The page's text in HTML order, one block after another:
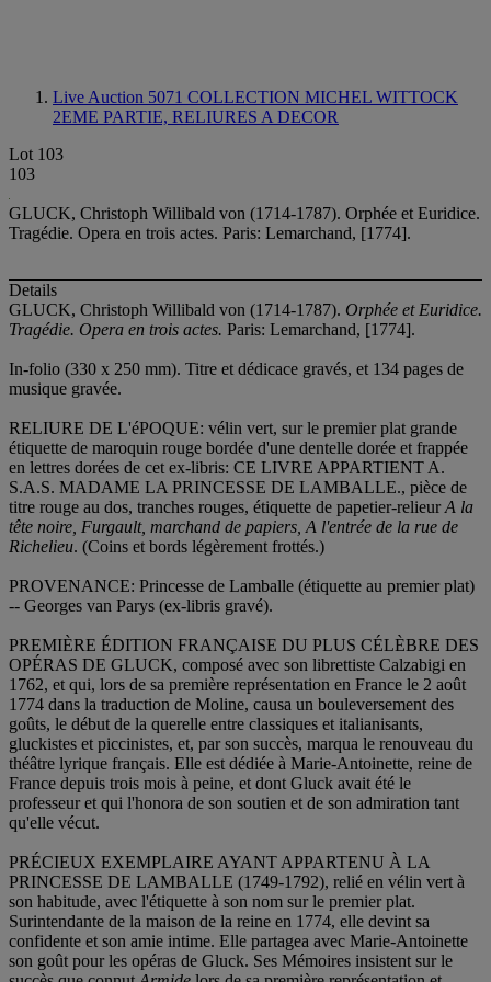
Live Auction 5071 COLLECTION MICHEL WITTOCK
2EME PARTIE, RELIURES A DECOR
Lot 103
103
GLUCK, Christoph Willibald von (1714-1787). Orphée et Euridice.
Tragédie. Opera en trois actes. Paris: Lemarchand, [1774].
Details
GLUCK, Christoph Willibald von (1714-1787). Orphée et Euridice.
Tragédie. Opera en trois actes. Paris: Lemarchand, [1774].
In-folio (330 x 250 mm). Titre et dédicace gravés, et 134 pages de
musique gravée.
RELIURE DE L'éPOQUE: vélin vert, sur le premier plat grande
étiquette de maroquin rouge bordée d'une dentelle dorée et frappée
en lettres dorées de cet ex-libris: CE LIVRE APPARTIENT A.
S.A.S. MADAME LA PRINCESSE DE LAMBALLE., pièce de
titre rouge au dos, tranches rouges, étiquette de papetier-relieurA la
tête noire, Furgault, marchand de papiers, A l'entrée de la rue de
Richelieu. (Coins et bords légèrement frottés.)
PROVENANCE: Princesse de Lamballe (étiquette au premier plat)
-- Georges van Parys (ex-libris gravé).
PREMIÈRE ÉDITION FRANÇAISE DU PLUS CÉLÈBRE DES
OPÉRAS DE GLUCK, composé avec son librettiste Calzabigi en
1762, et qui, lors de sa première représentation en France le 2 août
1774 dans la traduction de Moline, causa un bouleversement des
goûts, le début de la querelle entre classiques et italianisants,
gluckistes et piccinistes, et, par son succès, marqua le renouveau du
théâtre lyrique français. Elle est dédiée à Marie-Antoinette, reine de
France depuis trois mois à peine, et dont Gluck avait été le
professeur et qui l'honora de son soutien et de son admiration tant
qu'elle vécut.
PRÉCIEUX EXEMPLAIRE AYANT APPARTENU À LA
PRINCESSE DE LAMBALLE (1749-1792), relié en vélin vert à
son habitude, avec l'étiquette à son nom sur le premier plat.
Surintendante de la maison de la reine en 1774, elle devint sa
confidente et son amie intime. Elle partagea avec Marie-Antoinette
son goût pour les opéras de Gluck. Ses Mémoires insistent sur le